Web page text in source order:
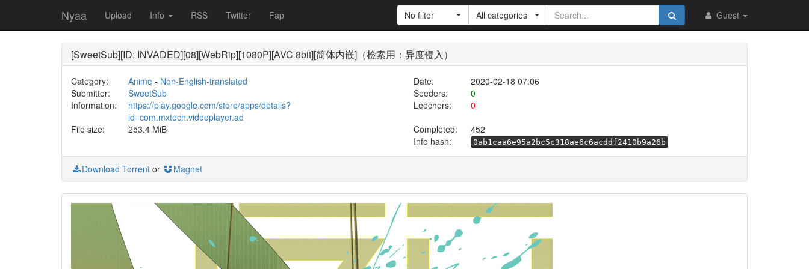
Nyaa Upload Info RSS Twitter Fap Guest
No filter All categories
[SweetSub][ID: INVADED][08][WebRip][1080P][AVC 8bit][简体内嵌]（检索用：异度侵入）
Category: Anime- Non-English-translated Date:
2020-02-18 07:06
Submitter:
SweetSub Seeders:
0
Information:
https://play.google.com/store/apps/details?
id=com.mxtech.videoplayer.ad
Leechers:
0
File size:
253.4 MiB Completed:
452
Info hash:
0ab1caa6e95a2bc5c318ae6c6acddf2410b9a26b
Download Torrent or Magnet